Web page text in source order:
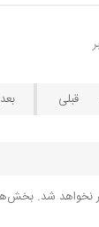
نخواهد شد.